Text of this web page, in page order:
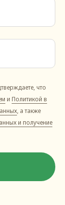
что
и Политикой в
, а также
и получение